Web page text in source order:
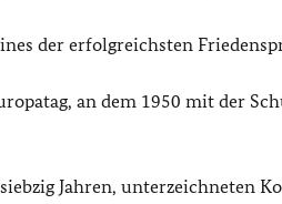
der erfolgreichsten
an dem 1950 mit der
Jahren, unterzeichneten